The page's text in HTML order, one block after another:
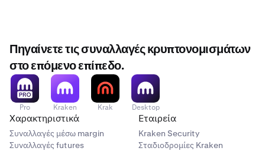
Πηγαίνετε τις συναλλαγές κρυπτονομισμάτων
στο επόμενο επίπεδο.
Pro Kraken Krak Desktop
Χαρακτηριστικά
Συναλλαγές μέσω margin
Συναλλαγές futures
Εταιρεία
Kraken Security
Σταδιοδρομίες Kraken